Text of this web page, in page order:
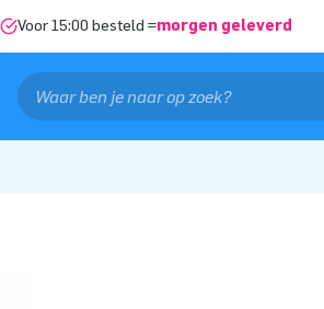
Voor 15:00 besteld =morgen geleverd